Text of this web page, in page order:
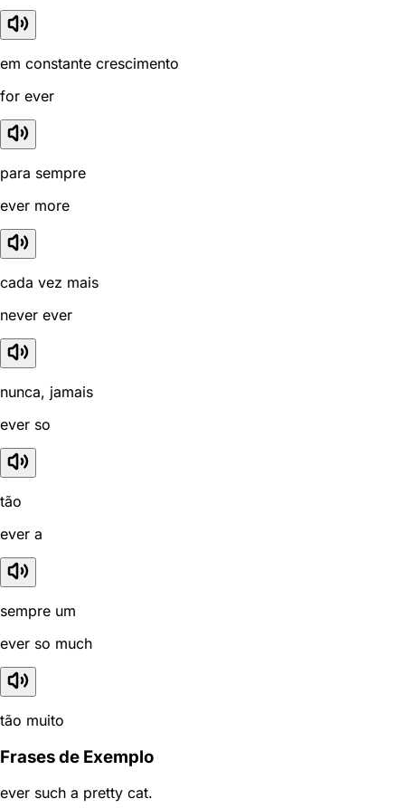
em constante crescimento
for ever
para sempre
ever more
cada vez mais
never ever
nunca, jamais
ever so
tão
ever a
sempre um
ever so much
tão muito
Frases de Exemplo
ever such a pretty cat.